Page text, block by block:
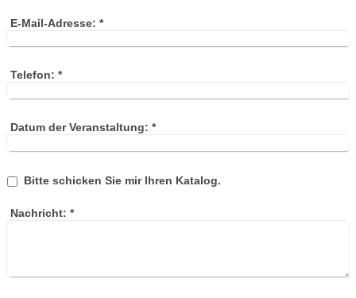
E-Mail-Adresse: *
Telefon: *
Datum der Veranstaltung: *
Bitte schicken Sie mir Ihren Katalog.
Nachricht: *